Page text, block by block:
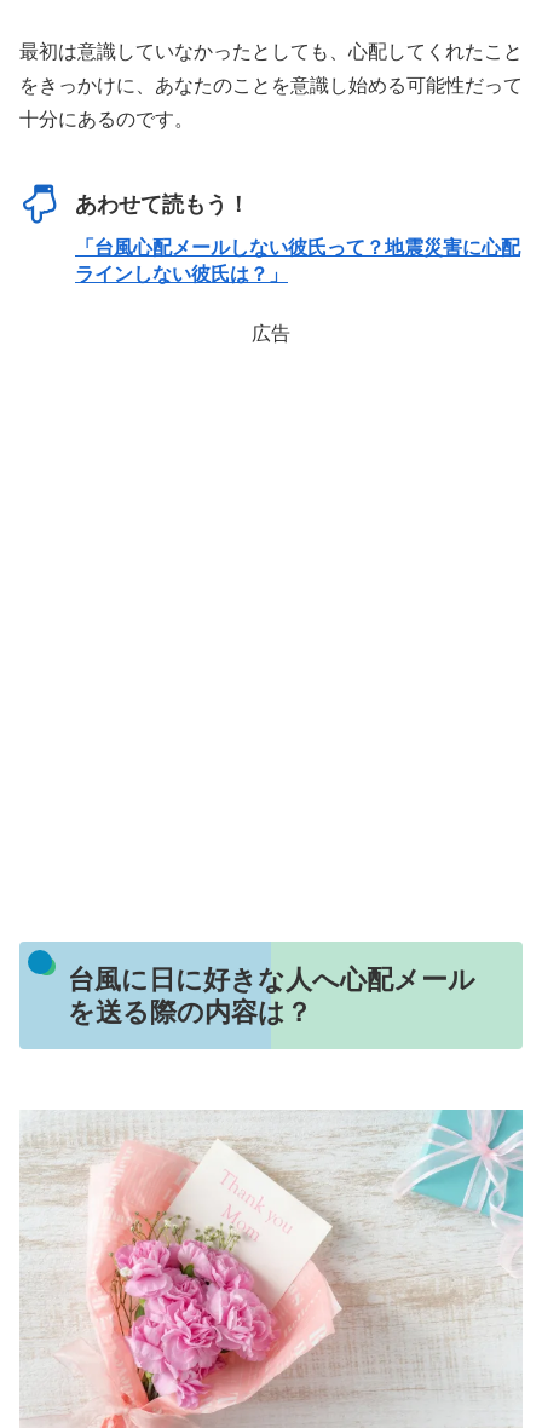
最初は意識していなかったとしても、心配してくれたこと
をきっかけに、あなたのことを意識し始める可能性だって
十分にあるのです。
あわせて読もう！
「台風心配メールしない彼氏って？地震災害に心配
ラインしない彼氏は？」
広告
台風に日に好きな人へ心配メール
を送る際の内容は？